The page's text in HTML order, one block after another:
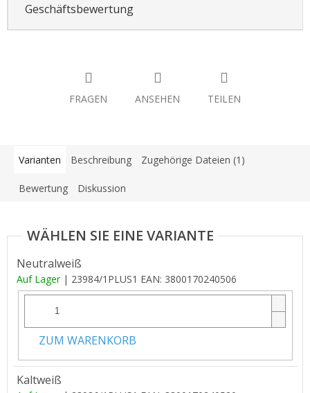
Geschäftsbewertung
FRAGEN ANSEHEN TEILEN
Varianten Beschreibung Zugehörige Dateien (1)
Bewertung Diskussion
Neutralweiß
Auf Lager | 23984/1PLUS1 EAN: 3800170240506
ZUM WARENKORB
Kaltweiß